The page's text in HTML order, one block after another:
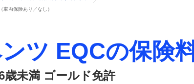
両保険あり／なし）
ツ EQCの保険
歳未満 ゴールド免許